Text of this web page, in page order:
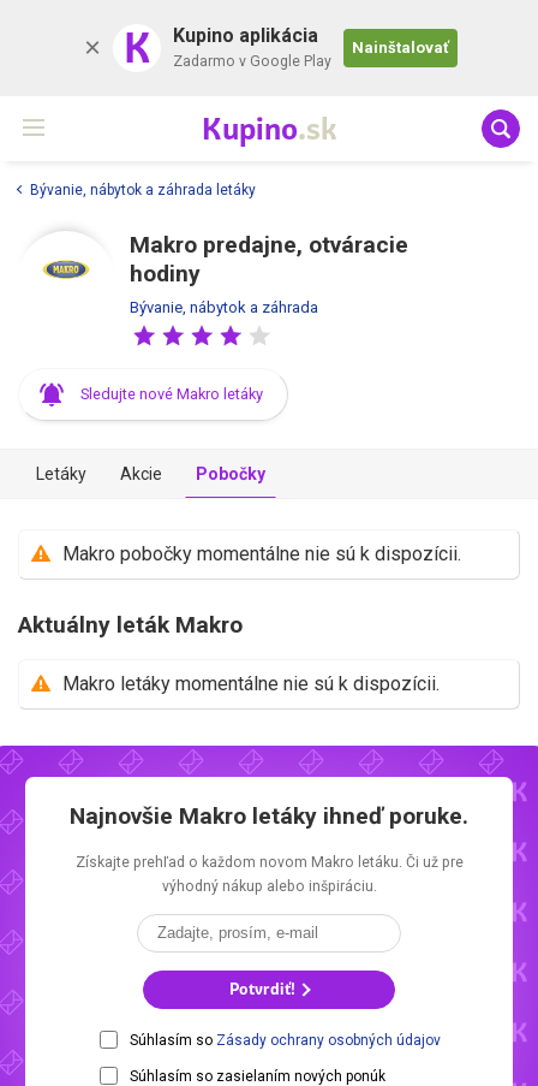
K Kupino aplikácia
Zadarmo v Google Play
Nainštalovať
Kupino.sk
Bývanie, nábytok a záhrada letáky
Makro predajne, otváracie
hodiny
Bývanie, nábytok a záhrada
Sledujte nové Makro letáky
Letáky Akcie Pobočky
Makro pobočky momentálne nie sú k dispozícii.
Aktuálny leták Makro
Makro letáky momentálne nie sú k dispozícii.
Najnovšie Makro letáky ihneď poruke.
Získajte prehľad o každom novom Makro letáku. Či už pre
výhodný nákup alebo inšpiráciu.
Potvrdiť!
Súhlasím so Zásady ochrany osobných údajov
Súhlasím so zasielaním nových ponúk